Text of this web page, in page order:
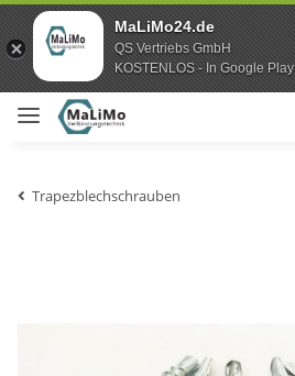
MaLiMo24.de
QS Vertriebs GmbH
KOSTENLOS - In Google Play
Trapezblechschrauben